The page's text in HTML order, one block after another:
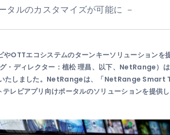
タルのカスタマイズが可能に －
OTTエコシステムのターンキーソリューションを
ディレクター：植松 理昌、以下、NetRange）
たしました。NetRangeは、「NetRange Smart
レビアプリ向けポータルのソリューションを提供し